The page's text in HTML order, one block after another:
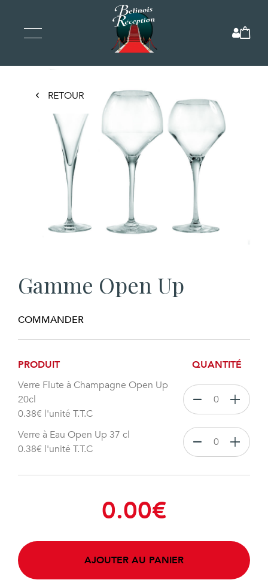
Gamme Open Up
COMMANDER
PRODUIT
QUANTITÉ
Verre Flute à Champagne Open Up
20cl
0.38€ l'unité T.T.C
Verre à Eau Open Up 37 cl
0.38€ l'unité T.T.C
0.00€
AJOUTER AU PANIER
RETOUR